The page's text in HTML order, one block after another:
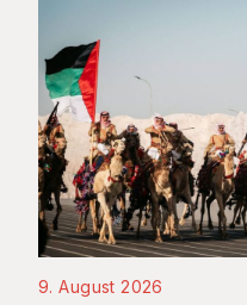
9. August 2026